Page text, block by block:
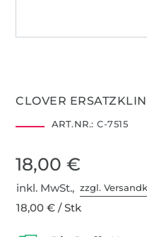
CLOVER
ART.NR.: C-7515
18,00 €
inkl. MwSt.,zzgl.
18,00 € / Stk